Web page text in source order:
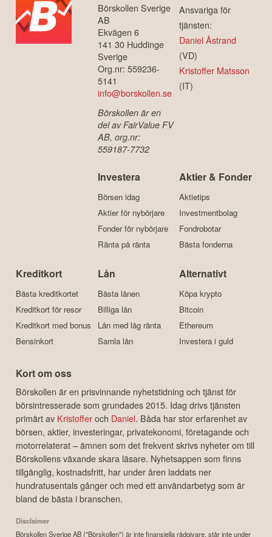
Börskollen Sverige
AB
Ekvägen 6
141 30 Huddinge
Sverige
Org.nr: 559236-
5141
info@borskollen.se
Börskollen är en
del av FairValue FV
AB, org.nr:
559187-7732
Ansvariga för
tjänsten:
Daniel Åstrand
(VD)
Kristoffer Matsson
(IT)
Investera
Börsen idag
Aktier för nybörjare
Fonder för nybörjare
Ränta på ränta
Aktier & Fonder
Aktietips
Investmentbolag
Fondrobotar
Bästa fonderna
Kreditkort
Bästa kreditkortet
Kreditkort för resor
Kreditkort med bonus
Bensinkort
Lån
Bästa lånen
Billiga lån
Lån med låg ränta
Samla lån
Alternativt
Köpa krypto
Bitcoin
Ethereum
Investera i guld
Kort om oss
Börskollen är en prisvinnande nyhetstidning och tjänst för
börsintresserade som grundades 2015. Idag drivs tjänsten
primärt av Kristofferoch Daniel. Båda har stor erfarenhet av
börsen, aktier, investeringar, privatekonomi, företagande och
motorrelaterat – ämnen som det frekvent skrivs nyheter om till
Börskollens växande skara läsare. Nyhetsappen som finns
tillgänglig, kostnadsfritt, har under åren laddats ner
hundratusentals gånger och med ett användarbetyg som är
bland de bästa i branschen.
Disclaimer
Börskollen Sverige AB ("Börskollen") är inte finansiella rådgivare, står inte under